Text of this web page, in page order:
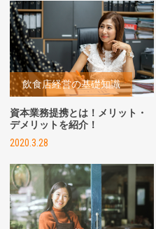
飲食店経営の基礎知識
資本業務提携とは！メリット・
デメリットを紹介！
2020.3.28